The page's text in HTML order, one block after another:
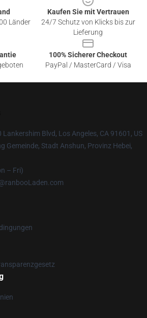
Länder
Kaufen Sie mit Vertrauen
24/7 Schutz von Klicks bis zur
Lieferung
100% Sicherer Checkout
PayPal / MasterCard / Visa
Lankershim Blvd, Los Angeles, CA 91601, US
Gemeinde, Stadt Anshun, Provinz Hebei,
– Fri)